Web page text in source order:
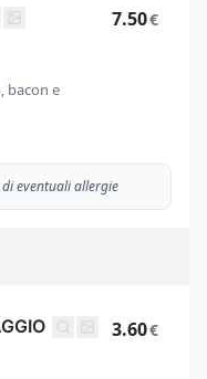
bacon e
7.50€
eventuali allergie
3.60€